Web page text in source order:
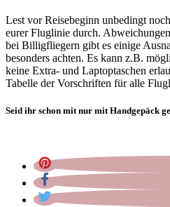
Lest vor Reisebeginn unbedingt
eurer Fluglinie durch.
bei Billigfliegern gibt es einige
besonders achten. Es kann z.B.
keine Extra- und Laptoptaschen
Tabelle der Vorschriften für alle
Seid ihr schon mit nur mit Handgepäck